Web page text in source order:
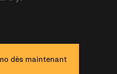
dès maintenant